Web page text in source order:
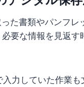
た書類やパンフレ
要な情報を見返す
力していた作業